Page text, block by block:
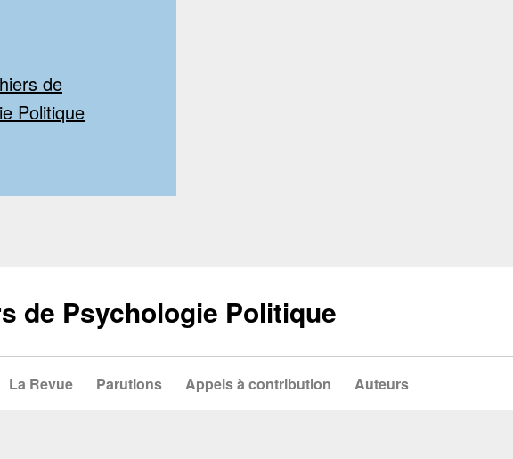
de Psychologie Politique
La Revue Parutions Appels à contribution Auteurs